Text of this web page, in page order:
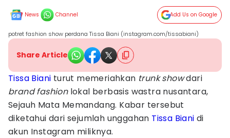
News Channel Add Us on Google
potret fashion show perdana Tissa Biani (instagram.com/tissabiani)
Share Article
Tissa Biani turut memeriahkan trunk showdari
brand fashionlokal berbasis wastra nusantara,
Sejauh Mata Memandang. Kabar tersebut
diketahui dari sejumlah unggahan Tissa Biani di
akun Instagram miliknya.